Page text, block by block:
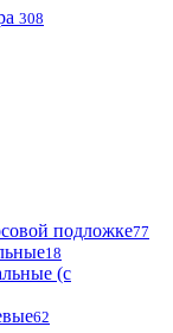
308
подложке77
18
(с
62